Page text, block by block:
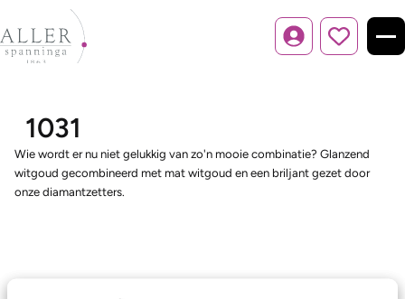
Inloggen
1031
Wie wordt er nu niet gelukkig van zo'n mooie combinatie? Glanzend
witgoud gecombineerd met mat witgoud en een briljant gezet door
onze diamantzetters.